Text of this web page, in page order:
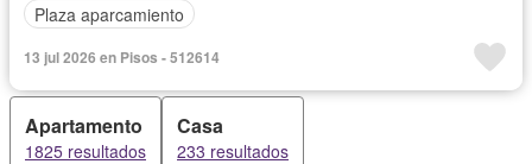
Plaza aparcamiento
13 jul 2026 en Pisos - 512614
Apartamento
1825 resultados
Casa
233 resultados